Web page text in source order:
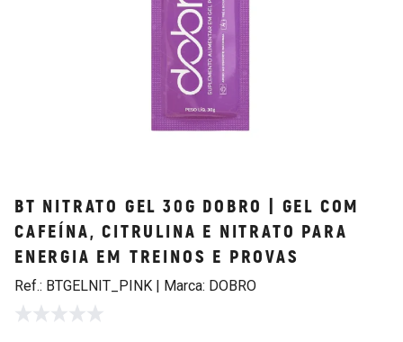
BT NITRATO GEL 30G DOBRO | GEL COM
CAFEÍNA, CITRULINA E NITRATO PARA
ENERGIA EM TREINOS E PROVAS
Ref.: BTGELNIT_PINK | Marca: DOBRO